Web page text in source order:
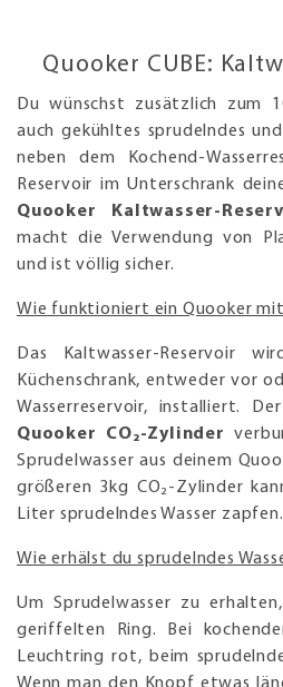
Quooker CUBE:
Du wünschst zusätzlich zum
auch gekühltes sprudelndes
neben dem Kochend-
Reservoir im Unterschrank
Quooker Kaltwasser-
macht die Verwendung von
und ist völlig sicher.
Wie funktioniert ein Quooker mit
Das Kaltwasser-Reservoir
Küchenschrank, entweder vor
Wasserreservoir, installiert.
Quooker CO₂-Zylinder
Sprudelwasser aus deinem
größeren 3kg CO₂-Zylinder
Liter sprudelndes Wasser zapfen.
Wie erhälst du sprudelndes
Um Sprudelwasser zu
geriffelten Ring. Bei
Leuchtring rot, beim
Wenn man den Knopf etwas